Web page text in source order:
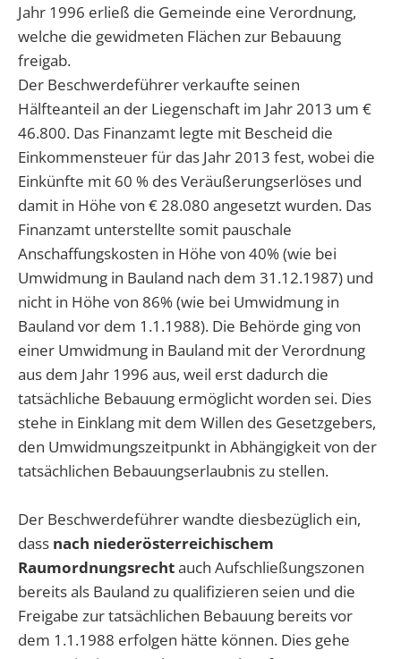
Jahr 1996 erließ die Gemeinde eine Verordnung,
welche die gewidmeten Flächen zur Bebauung
freigab.
Der Beschwerdeführer verkaufte seinen
Hälfteanteil an der Liegenschaft im Jahr 2013 um €
46.800. Das Finanzamt legte mit Bescheid die
Einkommensteuer für das Jahr 2013 fest, wobei die
Einkünfte mit 60 % des Veräußerungserlöses und
damit in Höhe von € 28.080 angesetzt wurden. Das
Finanzamt unterstellte somit pauschale
Anschaffungskosten in Höhe von 40% (wie bei
Umwidmung in Bauland nach dem 31.12.1987) und
nicht in Höhe von 86% (wie bei Umwidmung in
Bauland vor dem 1.1.1988). Die Behörde ging von
einer Umwidmung in Bauland mit der Verordnung
aus dem Jahr 1996 aus, weil erst dadurch die
tatsächliche Bebauung ermöglicht worden sei. Dies
stehe in Einklang mit dem Willen des Gesetzgebers,
den Umwidmungszeitpunkt in Abhängigkeit von der
tatsächlichen Bebauungserlaubnis zu stellen.
Der Beschwerdeführer wandte diesbezüglich ein,
dass nach niederösterreichischem
Raumordnungsrechtauch Aufschließungszonen
bereits als Bauland zu qualifizieren seien und die
Freigabe zur tatsächlichen Bebauung bereits vor
dem 1.1.1988 erfolgen hätte können. Dies gehe